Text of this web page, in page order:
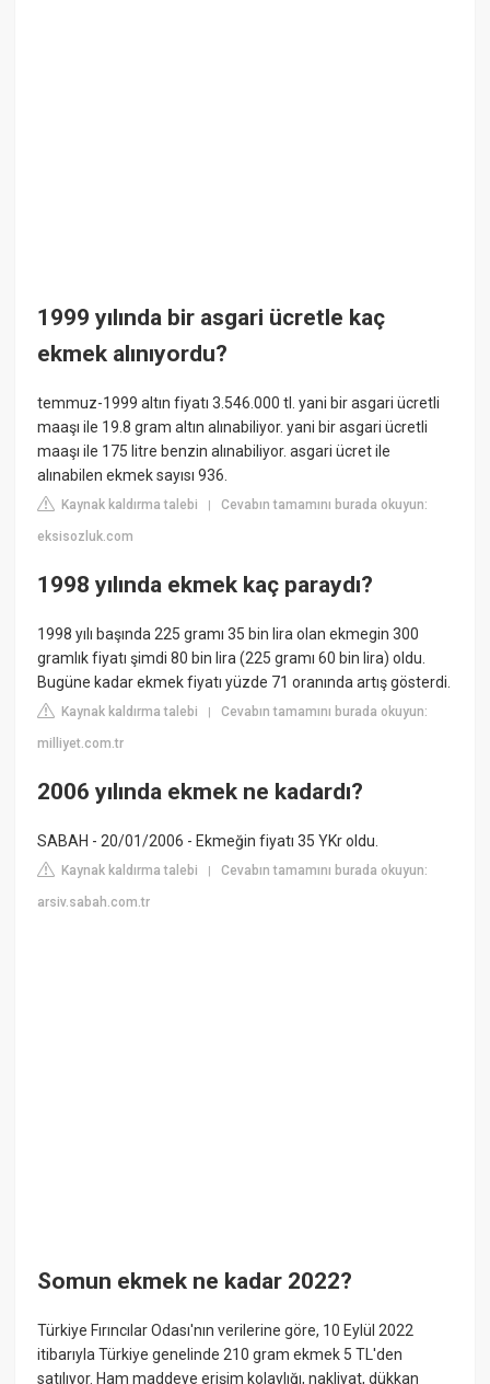
1999 yılında bir asgari ücretle kaç
ekmek alınıyordu?
temmuz-1999 altın fiyatı 3.546.000 tl. yani bir asgari ücretli
maaşı ile 19.8 gram altın alınabiliyor. yani bir asgari ücretli
maaşı ile 175 litre benzin alınabiliyor. asgari ücret ile
alınabilen ekmek sayısı 936.
Kaynak kaldırma talebi |Cevabın tamamını burada okuyun:
eksisozluk.com
1998 yılında ekmek kaç paraydı?
1998 yılı başında 225 gramı 35 bin lira olan ekmegin 300
gramlık fiyatı şimdi 80 bin lira (225 gramı 60 bin lira) oldu.
Bugüne kadar ekmek fiyatı yüzde 71 oranında artış gösterdi.
Kaynak kaldırma talebi |Cevabın tamamını burada okuyun:
milliyet.com.tr
2006 yılında ekmek ne kadardı?
SABAH - 20/01/2006 - Ekmeğin fiyatı 35 YKr oldu.
Kaynak kaldırma talebi |Cevabın tamamını burada okuyun:
arsiv.sabah.com.tr
Somun ekmek ne kadar 2022?
Türkiye Fırıncılar Odası'nın verilerine göre, 10 Eylül 2022
itibarıyla Türkiye genelinde 210 gram ekmek 5 TL'den
satılıyor. Ham maddeye erişim kolaylığı, nakliyat, dükkan